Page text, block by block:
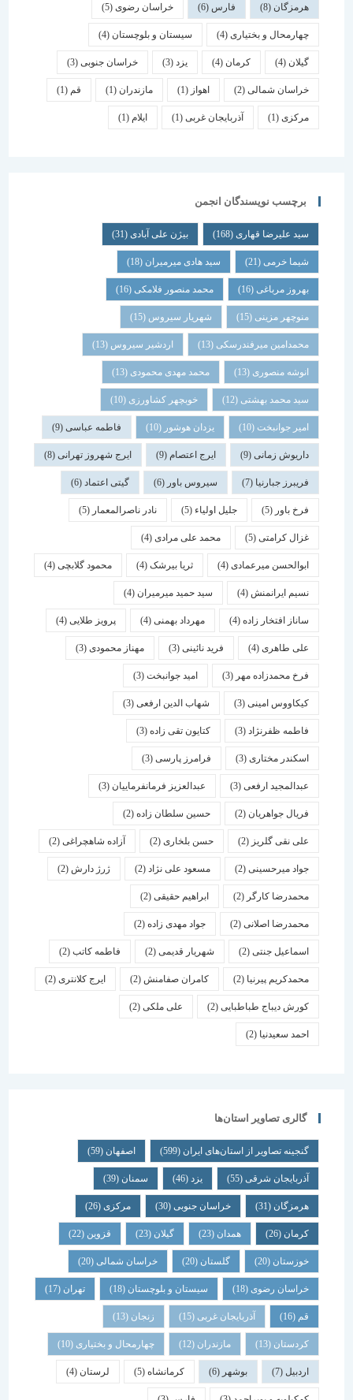
هرمزگان(8) فارس خراسان رضوی(5)
چهارمحال و بختیاری (4) سیستان و بلوچستان(4)
کرمان یزد خراسان جنوبی(3)
خراسان شمالی(2) اهواز مازندران(1) قم
(1) آذربایجان غربی(1) ایلام
برچسب نویسندگان انجمن
سید علیرضا قهاری(168) بیژن علی آبادی(31)
شیما خرمی(21) سید هادی میرمیران(18)
بهروز مرباغی (16) محمد منصور فلامکی (16)
منوچهر مزینی(15) شهریار سیروس(15)
محمدامین میرفندرسکی(13) اردشیر سیروس(13)
انوشه منصوری(13) محمد مهدی محمودی(13)
سید محمد بهشتی(12) خوبچهر کشاورزی(10)
امیر جوانبخت(10) یزدان هوشور(10) فاطمه عباسی(9)
داریوش زمانی(9) ایرج اعتصام(9) ایرج شهروز تهرانی(8)
فریبرز جبارنیا(7) سیروس باور(6) گیتی اعتماد(6)
فرخ باور(5) جلیل اولیاء(5) نادر ناصرالمعمار (5)
غزال کرامتی(5) محمد علی مرادی(4)
ابوالحسن میرعمادی(4) ثریا بیرشک(4) محمود گلابچی(4)
نسیم ایرانمنش(4) سید حمید میرمیران(4)
ساناز افتخار زاده(4) مهرداد بهمنی (4) پرویز طلایی(4)
علی طاهری(4) فرید نائینی(3) مهناز محمودی(3)
فرخ محمدزاده مهر(3) امید جوانبخت(3)
کیکاووس امینی(3) شهاب الدین ارفعی(3)
فاطمه ظفرنژاد(3) کتایون تقی زاده(3)
اسكندر مختاری (3) فرامرز پارسی(3)
عبدالمجید ارفعی(3) عبدالعزیز فرمانفرماییان(3)
فریال جواهریان(2) حسین سلطان زاده(2)
علی نقی گلریز(2) حسن بلخاری(2) آزاده شاهچراغی(2)
جواد میرحسینی(2) مسعود علی نژاد(2) ژرژ دارش (2)
محمدرضا کارگر(2) ابراهیم حقیقی(2)
محمدرضا اصلانی(2) جواد مهدی زاده(2)
اسماعیل جنتی(2) شهریار قدیمی(2) فاطمه کاتب(2)
محمدکریم پیرنیا (2) کامران صفامنش(2) ایرج کلانتری (2)
کورش دیباج طباطبایی(2) علی ملکی(2)
احمد سعیدنیا (2)
گالری تصاویر استان‌ها
گنجینه تصاویر از استان‌های ایران(599) اصفهان (59)
آذربایجان شرقی(55) یزد سمنان (39)
هرمزگان(31) خراسان جنوبی(30) مرکزی (26)
همدان گیلان قزوین
خوزستان(20) گلستان (20) خراسان شمالی(20)
خراسان رضوی(18) سیستان و بلوچستان(18) تهران
آذربایجان غربی(15) زنجان
کردستان(13) مازندران(12) چهارمحال و بختیاری (10)
بوشهر کرمانشاه(5) لرستان (4)